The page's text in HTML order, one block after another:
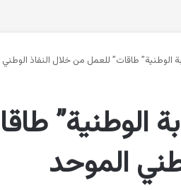
الوطنية” طاقات” للعمل من خلال النفاذ
الوطنية”
الموحد